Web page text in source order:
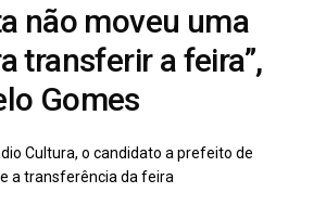
não moveu uma
transferir a feira”,
Gomes
Cultura, o candidato a prefeito de
a transferência da feira